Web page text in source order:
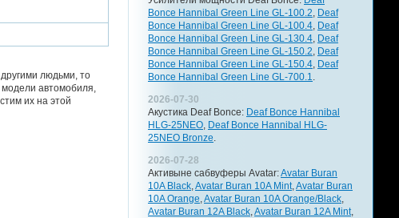
людьми, то
автомобиля,
их на этой
Bonce Hannibal Green Line GL-100.2, Deaf
Bonce Hannibal Green Line GL-100.4, Deaf
Bonce Hannibal Green Line GL-130.4, Deaf
Bonce Hannibal Green Line GL-150.2, Deaf
Bonce Hannibal Green Line GL-150.4, Deaf
Bonce Hannibal Green Line GL-700.1.
2026-07-30
Акустика Deaf Bonce: Deaf Bonce Hannibal
HLG-25NEO, Deaf Bonce Hannibal HLG-
25NEO Bronze.
2026-07-28
Активыне сабвуферы Avatar:Avatar Buran
10A Black,Avatar Buran 10A Mint,Avatar Buran
10A Orange,Avatar Buran 10A Orange/Black,
Avatar Buran 12A Black,Avatar Buran 12A Mint,